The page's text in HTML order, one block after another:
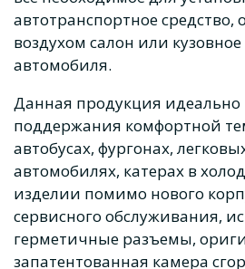
автотранспортное средство,
воздухом салон или
автомобиля.
Данная продукция идеально
поддержания комфортной
автобусах, фургонах,
автомобилях, катерах в
изделии помимо нового
сервисного обслуживания,
герметичные разъемы,
запатентованная камера